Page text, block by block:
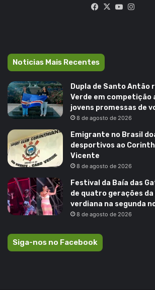
Facebook
X YouTube
Noticias Mais Recentes
Dupla de Santo Antão
Verde em competição
jovens promessas de
8 de agosto de 2026
Emigrante no Brasil
desportivos ao
Vicente
8 de agosto de 2026
Festival da Baía das
de quatro gerações
verdiana na segunda
8 de agosto de 2026
Siga-nos no Facebook